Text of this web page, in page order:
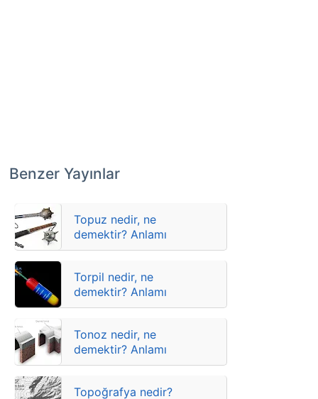
Benzer Yayınlar
Topuz nedir, ne
demektir? Anlamı
Torpil nedir, ne
demektir? Anlamı
Tonoz nedir, ne
demektir? Anlamı
Topoğrafya nedir?